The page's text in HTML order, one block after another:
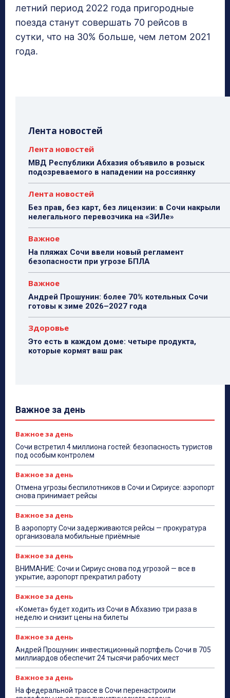
летний период 2022 года пригородные
поезда станут совершать 70 рейсов в
сутки, что на 30% больше, чем летом 2021
года.
Лента новостей
Лента новостей
МВД Республики Абхазия объявило в розыск
подозреваемого в нападении на россиянку
Лента новостей
Без прав, без карт, без лицензии: в Сочи накрыли
нелегального перевозчика на «ЗИЛе»
Важное
На пляжах Сочи ввели новый регламент
безопасности при угрозе БПЛА
Важное
Андрей Прошунин: более 70% котельных Сочи
готовы к зиме 2026–2027 года
Здоровье
Это есть в каждом доме: четыре продукта,
которые кормят ваш рак
Важное за день
Важное за день
Сочи встретил 4 миллиона гостей: безопасность туристов
под особым контролем
Важное за день
Отмена угрозы беспилотников в Сочи и Сириусе: аэропорт
снова принимает рейсы
Важное за день
В аэропорту Сочи задерживаются рейсы — прокуратура
организовала мобильные приёмные
Важное за день
ВНИМАНИЕ: Сочи и Сириус снова под угрозой — все в
укрытие, аэропорт прекратил работу
Важное за день
«Комета» будет ходить из Сочи в Абхазию три раза в
неделю и снизит цены на билеты
Важное за день
Андрей Прошунин: инвестиционный портфель Сочи в 705
миллиардов обеспечит 24 тысячи рабочих мест
Важное за день
На федеральной трассе в Сочи перенастроили